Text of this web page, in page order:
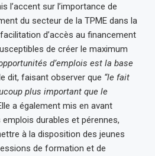
l’accent sur l’importance de
du secteur de la TPME dans la
d’accès au financement
de créer le maximum
d’emplois est la base
dit, faisant observer que “le fait
plus important que le
a également mis en avant
durables et pérennes,
à la disposition des jeunes
de formation et de